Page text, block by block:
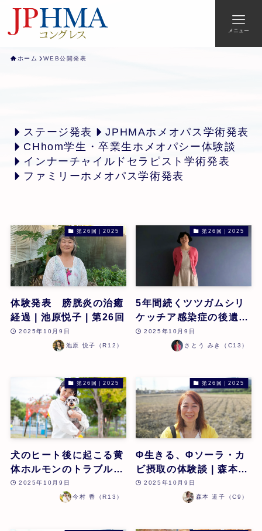
メニュー
ホーム WEB公開発表
ステージ発表
JPHMAホメオパス学術発表
CHhom学生・卒業生ホメオパシー体験談
インナーチャイルドセラピスト学術発表
ファミリーホメオパス学術発表
第26回｜2025
体験発表 膀胱炎の治癒
経過 | 池原悦子 | 第26回
2025年10月9日
池原 悦子（R12）
第26回｜2025
5年間続くツツガムシリ
ケッチア感染症の後遺症
と この治療中、今度は
野ダニに刺され髄膜炎様
回
2025年10月9日
さとう みき（C13）
第26回｜2025
犬のヒート後に起こる黄
体ホルモンのトラブルへ
の対応 | 今村 香 | 第26
2025年10月9日
今村 香（R13）
第26回｜2025
Φ生きる、Φソーラ・カ
ビ摂取の体験談 | 森本道
子 | 第26回
2025年10月9日
森本 道子（C9）